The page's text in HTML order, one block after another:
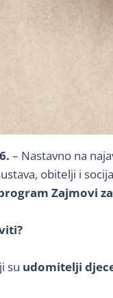
– Nastavno na
obitelji i
Zajmovi
su udomitelji